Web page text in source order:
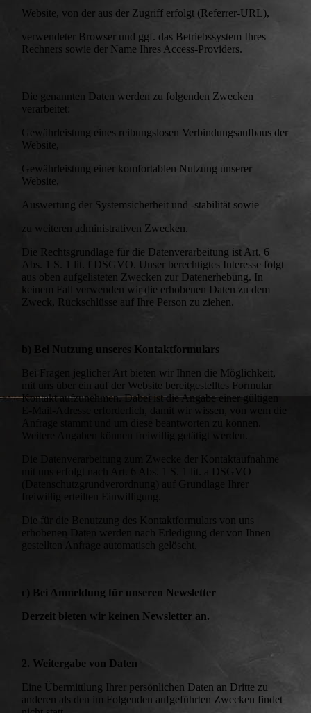
Website, von der aus der Zugriff erfolgt (Referrer-URL),
verwendeter Browser und ggf. das Betriebssystem Ihres
Rechners sowie der Name Ihres Access-Providers.
Die genannten Daten werden zu folgenden Zwecken
verarbeitet:
Gewährleistung eines reibungslosen Verbindungsaufbaus der
Website,
Gewährleistung einer komfortablen Nutzung unserer
Website,
Auswertung der Systemsicherheit und -stabilität sowie
zu weiteren administrativen Zwecken.
Die Rechtsgrundlage für die Datenverarbeitung ist Art. 6
Abs. 1 S. 1 lit. f DSGVO. Unser berechtigtes Interesse folgt
aus oben aufgelisteten Zwecken zur Datenerhebung. In
keinem Fall verwenden wir die erhobenen Daten zu dem
Zweck, Rückschlüsse auf Ihre Person zu ziehen.
b) Bei Nutzung unseres Kontaktformulars
Bei Fragen jeglicher Art bieten wir Ihnen die Möglichkeit,
mit uns über ein auf der Website bereitgestelltes Formular
Kontakt aufzunehmen. Dabei ist die Angabe einer gültigen
E-Mail-Adresse erforderlich, damit wir wissen, von wem die
Anfrage stammt und um diese beantworten zu können.
Weitere Angaben können freiwillig getätigt werden.
Die Datenverarbeitung zum Zwecke der Kontaktaufnahme
mit uns erfolgt nach Art. 6 Abs. 1 S. 1 lit. a DSGVO
(Datenschutzgrundverordnung) auf Grundlage Ihrer
freiwillig erteilten Einwilligung.
Die für die Benutzung des Kontaktformulars von uns
erhobenen Daten werden nach Erledigung der von Ihnen
gestellten Anfrage automatisch gelöscht.
c) Bei Anmeldung für unseren Newsletter
Derzeit bieten wir keinen Newsletter an.
2. Weitergabe von Daten
Eine Übermittlung Ihrer persönlichen Daten an Dritte zu
anderen als den im Folgenden aufgeführten Zwecken findet